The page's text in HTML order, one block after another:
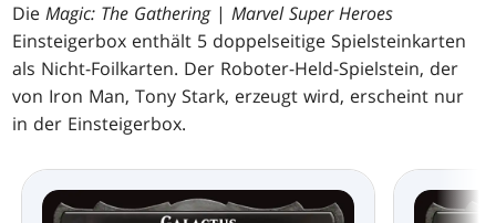
DieMagic: The Gathering|Marvel Super Heroes
Einsteigerbox enthält 5 doppelseitige Spielsteinkarten
als Nicht-Foilkarten. Der Roboter-Held-Spielstein, der
von Iron Man, Tony Stark, erzeugt wird, erscheint nur
in der Einsteigerbox.